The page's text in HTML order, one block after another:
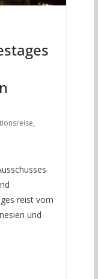
,
reist vom
und